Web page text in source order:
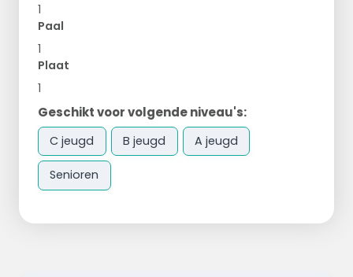
1
Paal
1
Plaat
1
Geschikt voor volgende niveau's:
C jeugd B jeugd A jeugd
Senioren